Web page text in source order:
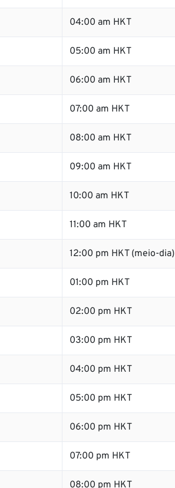
04:00 am HKT
05:00 am HKT
06:00 am HKT
07:00 am HKT
08:00 am HKT
09:00 am HKT
10:00 am HKT
11:00 am HKT
12:00 pm HKT (meio-dia)
01:00 pm HKT
02:00 pm HKT
03:00 pm HKT
04:00 pm HKT
05:00 pm HKT
06:00 pm HKT
07:00 pm HKT
08:00 pm HKT